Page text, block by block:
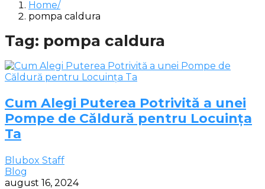
Home
pompa caldura
Tag: pompa caldura
Cum Alegi Puterea Potrivită a unei
Pompe de Căldură pentru Locuința
Ta
Blubox Staff
Blog
august 16, 2024